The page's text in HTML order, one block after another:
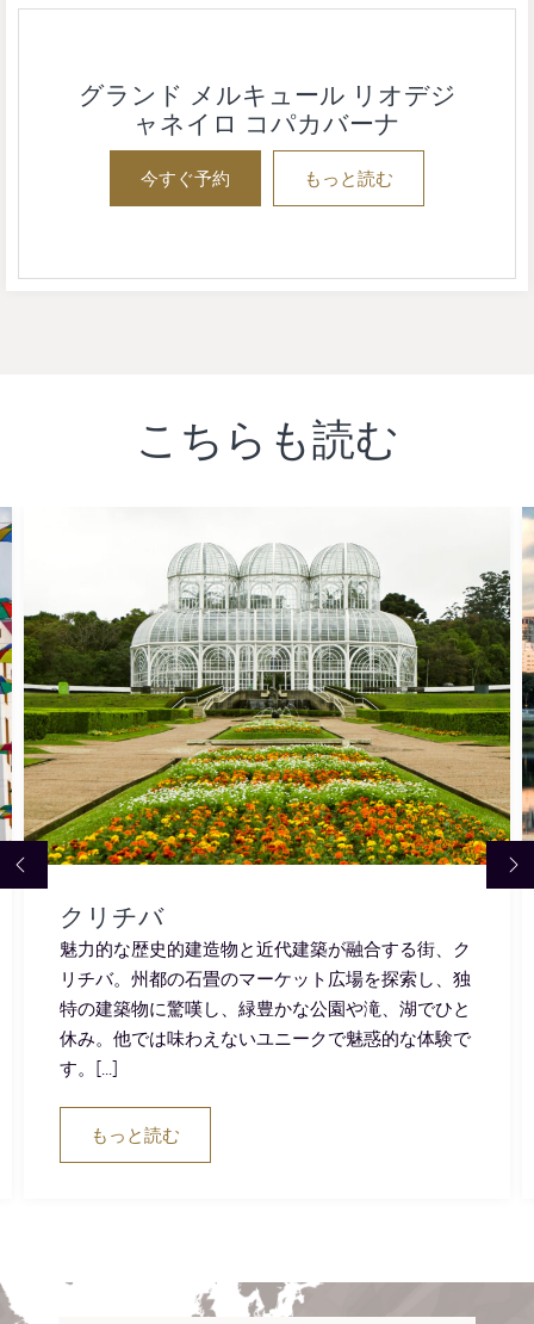
グランド メルキュール リオデジ
ャネイロ コパカバーナ
今すぐ予約 もっと読む
こちらも読む
クリチバ
魅力的な歴史的建造物と近代建築が融合する街、ク
リチバ。州都の石畳のマーケット広場を探索し、独
特の建築物に驚嘆し、緑豊かな公園や滝、湖でひと
休み。他では味わえないユニークで魅惑的な体験で
す。[...]
もっと読む